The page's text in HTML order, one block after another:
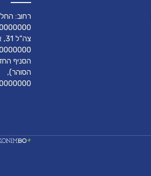
רחוב: החלוץ 4
0500000000
צה"ל 31, אשקלון,
הסוהר),